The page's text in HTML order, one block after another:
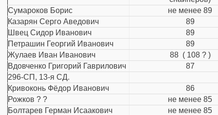
Сумароков Борис
не менее 89
Казарян Серго Аведович
89
Швец Сидор Иванович
89
Петрашин Георгий Иванович
89
Жулаев Иван Иванович
88 ( 108 ? )
Вдовченко Григорий Гаврилович
87
296-СП, 13-я СД.
Кривоконь Фёдор Иванович
86
Рожков ? ?
не менее 85
Болтарев Герман Исаакович
не менее 85